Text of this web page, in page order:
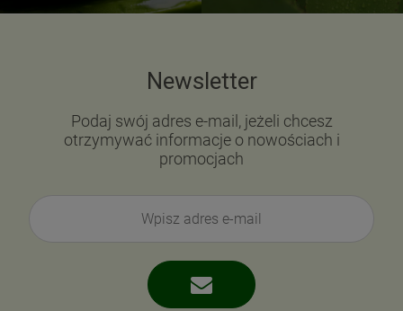
Newsletter
Podaj swój adres e-mail, jeżeli chcesz
otrzymywać informacje o nowościach i
promocjach